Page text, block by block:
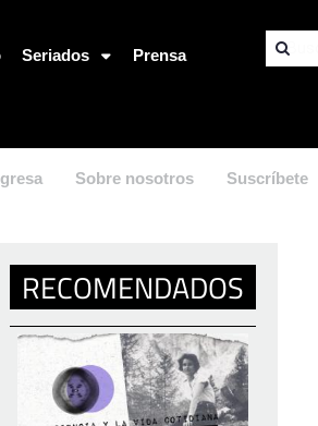
Seriados Prensa
Sobre nosotros Suscríbete
RECOMENDADOS